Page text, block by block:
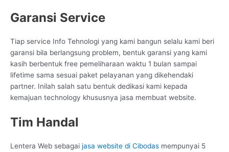
Garansi Service
Tiap service Info Tehnologi yang kami bangun selalu kami beri
garansi bila berlangsung problem, bentuk garansi yang kami
kasih berbentuk free pemeliharaan waktu 1 bulan sampai
lifetime sama sesuai paket pelayanan yang dikehendaki
partner. Inilah salah satu bentuk dedikasi kami kepada
kemajuan technology khususnya jasa membuat website.
Tim Handal
Lentera Web sebagai jasa website di Cibodas mempunyai 5